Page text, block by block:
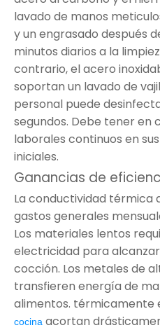
lavado de manos
y un engrasado después
minutos diarios a la
contrario, el acero
soportan un lavado de
personal puede
segundos. Debe tener en
laborales continuos en
iniciales.
Ganancias de
La conductividad térmica
gastos generales
Los materiales lentos
electricidad para
cocción. Los metales de
transfieren energía de
alimentos. térmicamente
cocina acortan